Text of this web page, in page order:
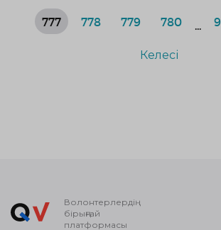
777 778 779 780
Келесі
Волонтерлердің
бірыңғай
платформасы